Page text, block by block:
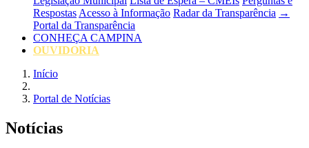
Respostas Acesso à Informação Radar da Transparência →
Portal da Transparência
CONHEÇA CAMPINA
OUVIDORIA
Início
Portal de Notícias
Notícias